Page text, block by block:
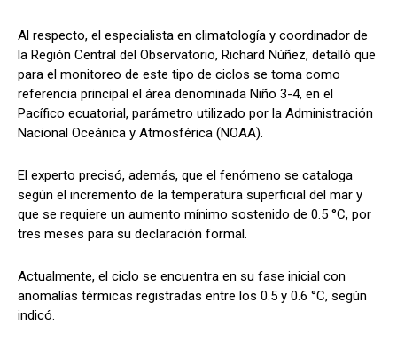
Al respecto, el especialista en climatología y coordinador de
la Región Central del Observatorio, Richard Núñez, detalló que
para el monitoreo de este tipo de ciclos se toma como
referencia principal el área denominada Niño 3-4, en el
Pacífico ecuatorial, parámetro utilizado por la Administración
Nacional Oceánica y Atmosférica (NOAA).
El experto precisó, además, que el fenómeno se cataloga
según el incremento de la temperatura superficial del mar y
que se requiere un aumento mínimo sostenido de 0.5 °C, por
tres meses para su declaración formal.
Actualmente, el ciclo se encuentra en su fase inicial con
anomalías térmicas registradas entre los 0.5 y 0.6 °C, según
indicó.